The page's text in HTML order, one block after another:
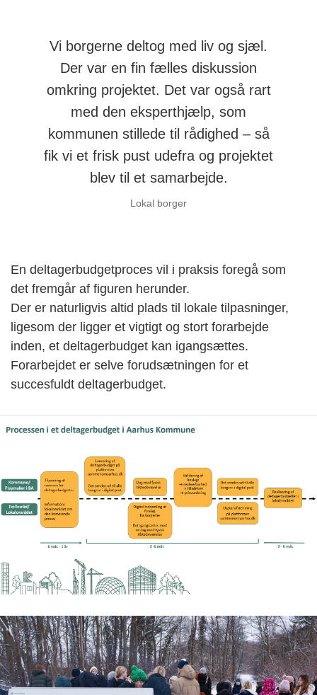
Vi borgerne deltog med liv og sjæl.
Der var en fin fælles diskussion
omkring projektet. Det var også rart
med den eksperthjælp, som
kommunen stillede til rådighed – så
fik vi et frisk pust udefra og projektet
blev til et samarbejde.
Lokal borger
En deltagerbudgetproces vil i praksis foregå som
det fremgår af figuren herunder.
Der er naturligvis altid plads til lokale tilpasninger,
ligesom der ligger et vigtigt og stort forarbejde
inden, et deltagerbudget kan igangsættes.
Forarbejdet er selve forudsætningen for et
succesfuldt deltagerbudget.